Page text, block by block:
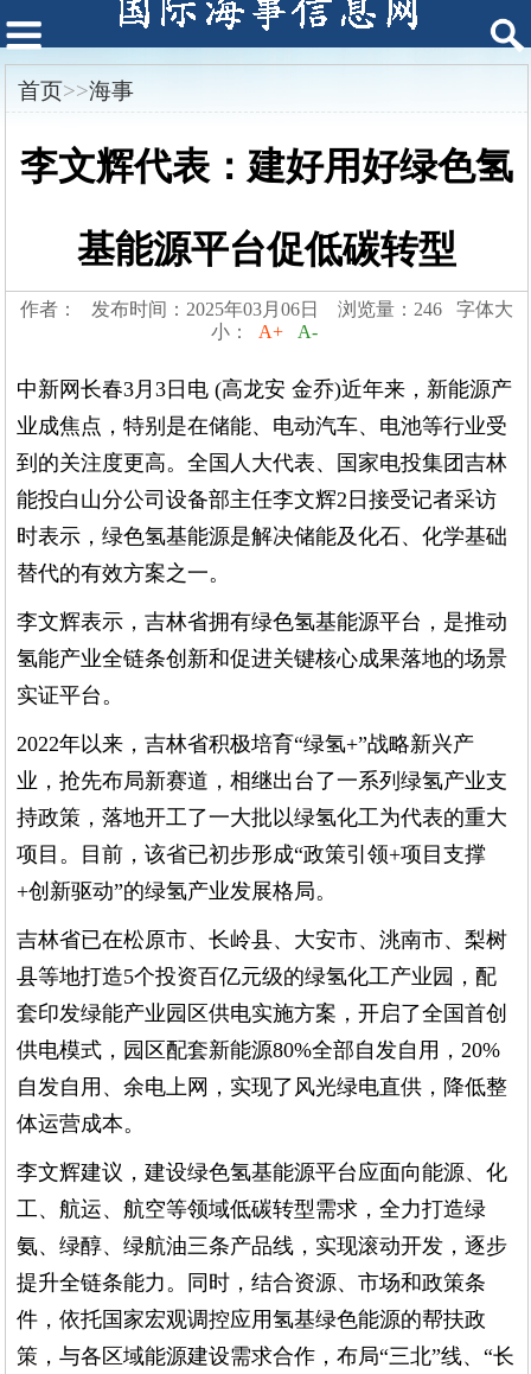
首页>>海事
李文辉代表：建好用好绿色氢
基能源平台促低碳转型
作者： 发布时间：2025年03月06日 浏览量：246 字体大
小：
A+ A-
中新网长春3月3日电 (高龙安 金乔)近年来，新能源产
业成焦点，特别是在储能、电动汽车、电池等行业受
到的关注度更高。全国人大代表、国家电投集团吉林
能投白山分公司设备部主任李文辉2日接受记者采访
时表示，绿色氢基能源是解决储能及化石、化学基础
替代的有效方案之一。
李文辉表示，吉林省拥有绿色氢基能源平台，是推动
氢能产业全链条创新和促进关键核心成果落地的场景
实证平台。
2022年以来，吉林省积极培育“绿氢+”战略新兴产
业，抢先布局新赛道，相继出台了一系列绿氢产业支
持政策，落地开工了一大批以绿氢化工为代表的重大
项目。目前，该省已初步形成“政策引领+项目支撑
+创新驱动”的绿氢产业发展格局。
吉林省已在松原市、长岭县、大安市、洮南市、梨树
县等地打造5个投资百亿元级的绿氢化工产业园，配
套印发绿能产业园区供电实施方案，开启了全国首创
供电模式，园区配套新能源80%全部自发自用，20%
自发自用、余电上网，实现了风光绿电直供，降低整
体运营成本。
李文辉建议，建设绿色氢基能源平台应面向能源、化
工、航运、航空等领域低碳转型需求，全力打造绿
氨、绿醇、绿航油三条产品线，实现滚动开发，逐步
提升全链条能力。同时，结合资源、市场和政策条
件，依托国家宏观调控应用氢基绿色能源的帮扶政
策，与各区域能源建设需求合作，布局“三北”线、“长